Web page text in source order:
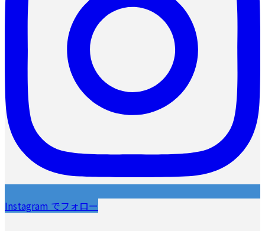
Instagram でフォロー